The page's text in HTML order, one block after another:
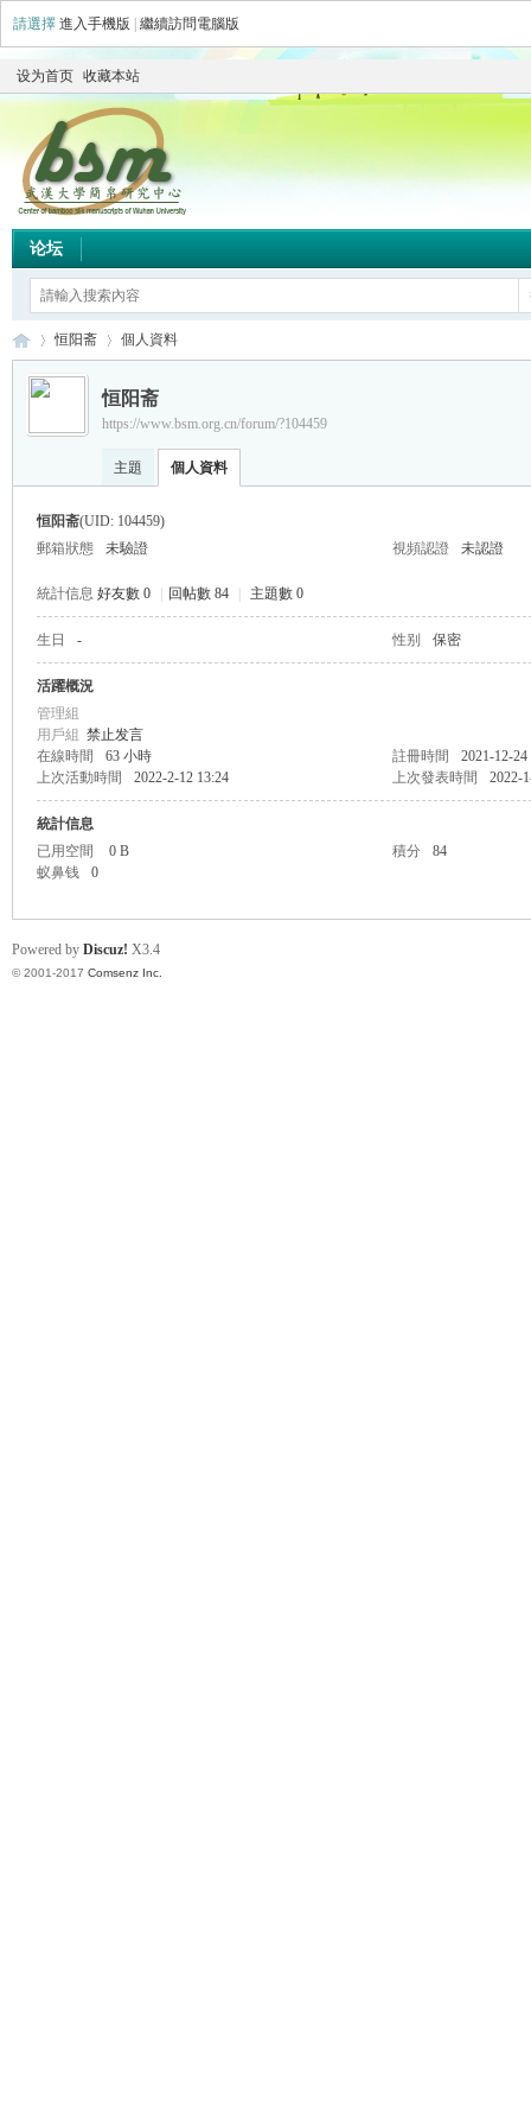
請選擇 進入手機版 繼續訪問電腦版
设为首页 收藏本站
论坛
网
›
恒阳斋 個人資料
恒阳斋
https://www.bsm.org.cn/forum/?104459
主題 個人資料
恒阳斋(UID: 104459)
郵箱狀態
未驗證 視頻認證 未認證
統計信息 好友數 0 回帖數 84 主題數 0
生日 - 性别 保密
活躍概況
管理組
用戶組 禁止发言
在線時間
63 小時 註冊時間
2021-12-24
上次活動時間
2022-2-12 13:24 上次發表時間 2022-
統計信息
已用空間
0 B 積分
84
蚁鼻钱
0
Powered by Discuz! X3.4
© 2001-2017 Comsenz Inc.